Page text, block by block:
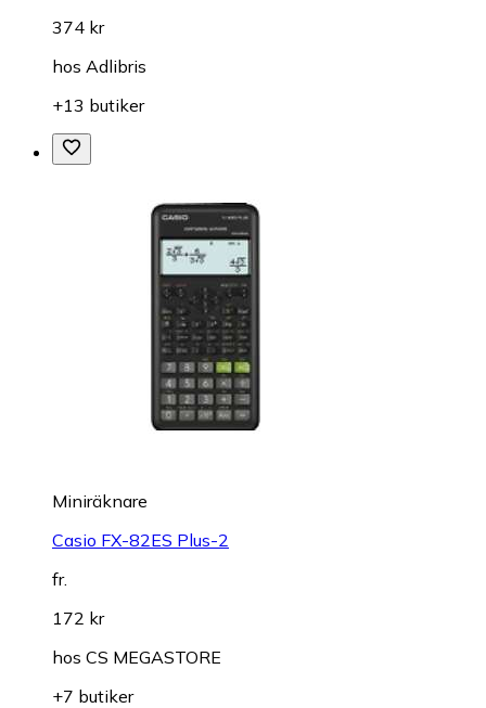
374 kr
hos Adlibris
+13 butiker
Miniräknare
Casio FX-82ES Plus-2
fr.
172 kr
hos CS MEGASTORE
+7 butiker